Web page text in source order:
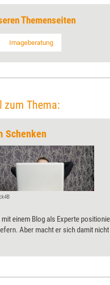
Themenseiten
Imageberatung
zum Thema:
Schenken
mit einem Blog als Experte
Aber macht er sich damit